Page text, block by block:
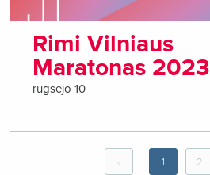
Rimi Vilniaus
Maratonas 2023
rugsėjo 10
‹ 1 2